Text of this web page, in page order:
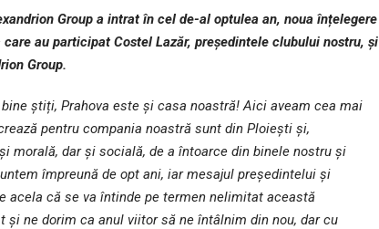
Group a intrat în cel de-al optulea an, noua înțelegere
au participat Costel Lazăr, președintele clubului nostru, și
Group.
știți, Prahova este și casa noastră! Aici aveam cea mai
pentru compania noastră sunt din Ploiești și,
morală, dar și socială, de a întoarce din binele nostru și
împreună de opt ani, iar mesajul președintelui și
acela că se va întinde pe termen nelimitat această
ne dorim ca anul viitor să ne întâlnim din nou, dar cu